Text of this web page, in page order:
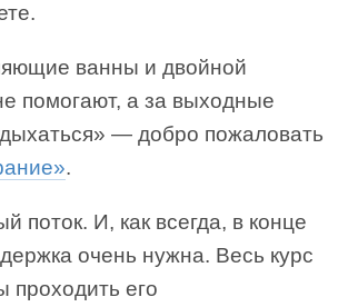
ванны и двойной
помогают, а за выходные
— добро пожаловать
.
поток. И, как всегда, в конце
очень нужна. Весь курс
проходить его